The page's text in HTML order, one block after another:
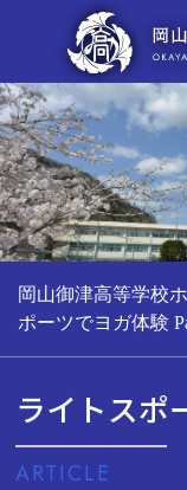
岡山御津高等学校
ポーツでヨガ体験
ライトスポ
ARTICLE